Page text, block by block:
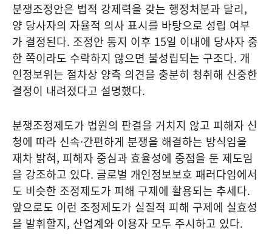
분쟁조정안은 법적 강제력을 갖는 행정처분과 달리,
양 당사자의 자율적 의사 표시를 바탕으로 성립 여부
가 결정된다. 조정안 통지 이후 15일 이내에 당사자 중
한 쪽이라도 수락하지 않으면 불성립되는 구조다. 개
인정보위는 절차상 양측 의견을 충분히 청취해 신중한
결정이 내려졌다고 설명했다.
분쟁조정제도가 법원의 판결을 거치지 않고 피해자 신
청에 따라 신속·간편하게 분쟁을 해결하는 방식임을
재차 밝혀, 피해자 중심과 효율성에 중점을 둔 제도임
을 강조하고 있다. 글로벌 개인정보보호 패러다임에서
도 비슷한 조정제도가 피해 구제에 활용되는 추세다.
앞으로도 이런 조정제도가 실질적 피해 구제에 실효성
을 발휘할지, 산업계와 이용자 모두 주시하고 있다.